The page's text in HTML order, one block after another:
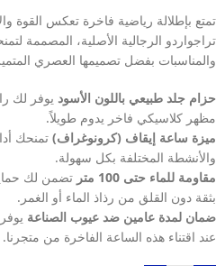
تمتع بإطلالة رياضية فاخرة تعكس القوة
تراجواردو الرجالية الأصلية، المصممة
والمناسبات بفضل تصميمها العصري
حزام جلد طبيعي باللون الأسود يوفر لك
مظهر كلاسيكي فاخر يدوم طويلاً.
ميزة ساعة إيقاف (كرونوغراف) تمنحك
والأنشطة المختلفة بكل سهولة.
مقاومة للماء حتى 100 متر
تضمن لك
بثقة دون القلق من رذاذ الماء أو الغمر.
ضمان لمدة عامين ضد عيوب الصناعة
عند اقتناء هذه الساعة الفاخرة من متجرنا.